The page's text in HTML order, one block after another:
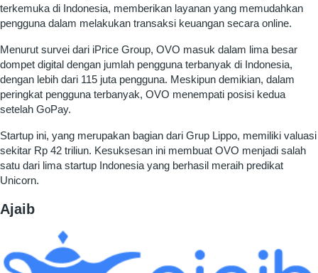
terkemuka di Indonesia, memberikan layanan yang memudahkan
pengguna dalam melakukan transaksi keuangan secara online.
Menurut survei dari iPrice Group, OVO masuk dalam lima besar
dompet digital dengan jumlah pengguna terbanyak di Indonesia,
dengan lebih dari 115 juta pengguna. Meskipun demikian, dalam
peringkat pengguna terbanyak, OVO menempati posisi kedua
setelah GoPay.
Startup ini, yang merupakan bagian dari Grup Lippo, memiliki valuasi
sekitar Rp 42 triliun. Kesuksesan ini membuat OVO menjadi salah
satu dari lima startup Indonesia yang berhasil meraih predikat
Unicorn.
Ajaib